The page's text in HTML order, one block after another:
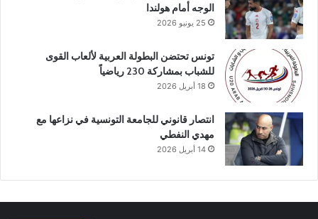
الوجه أمام هولندا
25 يونيو 2026
تونس تحتضن البطولة العربية لألعاب القوى
للشباب بمشاركة 230 رياضياً
18 أبريل 2026
انتصار قانوني للجامعة التونسية في نزاعها مع
مهدي النفطي
14 أبريل 2026